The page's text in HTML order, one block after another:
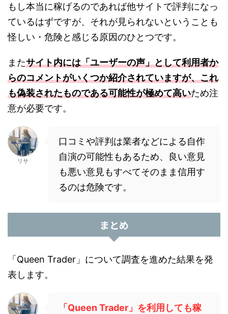
もし本当に稼げるのであれば他サイトで評判になっ
ているはずですが、それが見られないということも
怪しい・危険と感じる原因のひとつです。
またサイト内には「ユーザーの声」として利用者か
らのコメントがいくつか紹介されていますが、これ
も偽装されたものである可能性が極めて高いため注
意が必要です。
リサ
口コミや評判は業者などによる自作
自演の可能性もあるため、良い意見
も悪い意見もすべてそのまま信用す
るのは危険です。
まとめ
「Queen Trader」について調査を進めた結果を発
表します。
「Queen Trader」を利用しても稼